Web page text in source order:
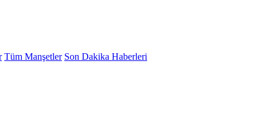
Tüm Manşetler Son Dakika Haberleri